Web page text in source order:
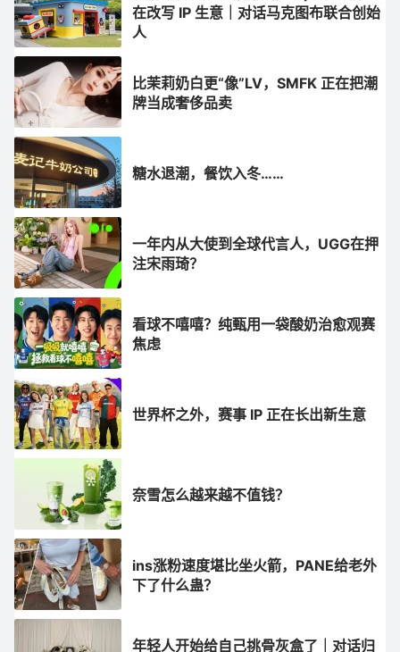
在改写 IP 生意｜对话马克图布联合创始
人
比茉莉奶白更“像”LV，SMFK 正在把潮
牌当成奢侈品卖
糖水退潮，餐饮入冬……
一年内从大使到全球代言人，UGG在押
注宋雨琦？
看球不嘻嘻？纯甄用一袋酸奶治愈观赛
焦虑
世界杯之外，赛事 IP 正在长出新生意
奈雪怎么越来越不值钱？
ins涨粉速度堪比坐火箭，PANE给老外
下了什么蛊？
年轻人开始给自己挑骨灰盒了｜对话归